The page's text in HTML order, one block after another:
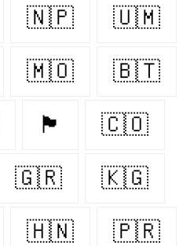
🇳🇵 🇺🇲
🇲🇴 🇧🇹
🏴󠁧󠁢󠁥󠁮󠁧󠁿 🇨🇴
🇬🇷 🇰🇬
🇭🇳 🇵🇷